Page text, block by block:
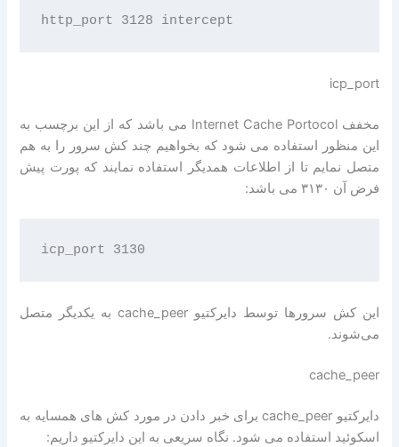
icp_port
مخفف Internet Cache Portocol می باشد که از این برچسب به
این منظور استفاده می شود که بخواهیم چند کش سرور را به هم
متصل نمایم تا از اطلاعات همدیگر استفاده نمایند که پورت پیش
فرض آن ۳۱۳۰ می باشد:
این کش سرورها توسط دایرکتیو cache_peer به یکدیگر متصل
می‌شوند.
cache_peer
دایرکتیو cache_peer برای خبر دادن در مورد کش های همسایه به
اسکوئید استفاده می شود. نگاه سریعی به این دایرکتیو داریم: